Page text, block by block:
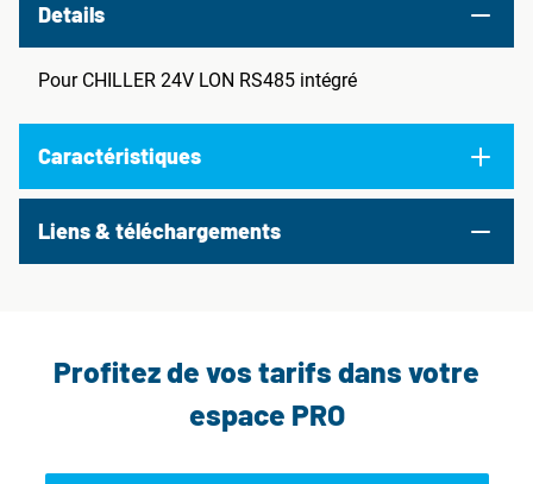
Details
Pour CHILLER 24V LON RS485 intégré
Caractéristiques
Liens & téléchargements
Profitez de vos tarifs dans votre
espace PRO